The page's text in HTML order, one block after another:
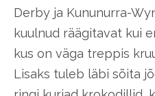
Derby ja Kununurra-
kuulnud räägitavat kui
kus on väga treppis
Lisaks tuleb läbi sõita